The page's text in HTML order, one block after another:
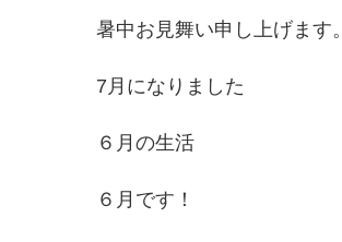
暑中お見舞い申し上げます。
7月になりました
６月の生活
６月です！